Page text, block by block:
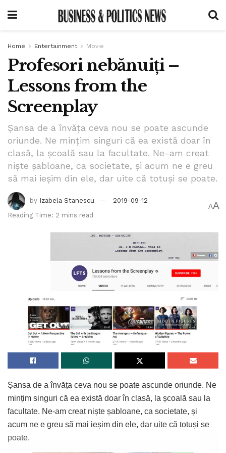
Home Entertainment Movie
Profesori nebănuiți –
Lessons from the
Screenplay
Șansa de a învăța ceva nou se poate ascunde
oriunde. Ne mințim singuri că ea există doar în
clasă, la școală sau la facultate. Ne-am creat
niște șabloane, ca societate, și acum ne e greu
să mai ieșim din ele, dar uite că totuși se poate.
by Izabela Stanescu
2019-09-12
Reading Time: 2 mins read
AA
Șansa de a învăța ceva nou se poate ascunde oriunde. Ne
mințim singuri că ea există doar în clasă, la școală sau la
facultate. Ne-am creat niște șabloane, ca societate, și
acum ne e greu să mai ieșim din ele, dar uite că totuși se
poate.